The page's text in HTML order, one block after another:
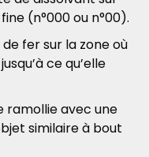
(n°000 ou n°00).
fer sur la zone où
ce qu’elle
ramollie avec une
similaire à bout